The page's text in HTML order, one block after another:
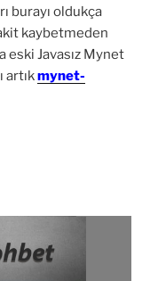
burayı oldukça
kaybetmeden
eski Javasız Mynet
artıkmynet-